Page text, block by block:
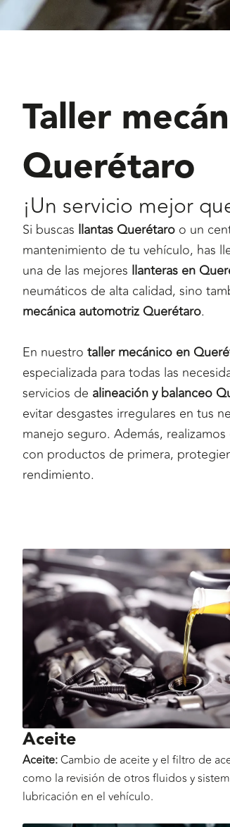
Taller
Querétaro
¡Un servicio mejor
Si buscas llantas Querétaro o un
mantenimiento de tu vehículo, has
una de las mejores llanteras en
neumáticos de alta calidad, sino
mecánica automotriz Querétaro.
En nuestro taller mecánico en
especializada para todas las
servicios de alineación y balanceo
evitar desgastes irregulares en tus
manejo seguro. Además, realizamos
con productos de primera,
rendimiento.
Aceite
Aceite: Cambio de aceite y el filtro de
como la revisión de otros fluidos y
lubricación en el vehículo.